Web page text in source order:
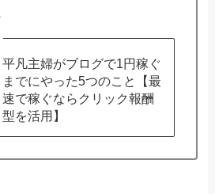
平凡主婦がブログで1円稼ぐ
までにやった5つのこと【最
速で稼ぐならクリック報酬
型を活用】